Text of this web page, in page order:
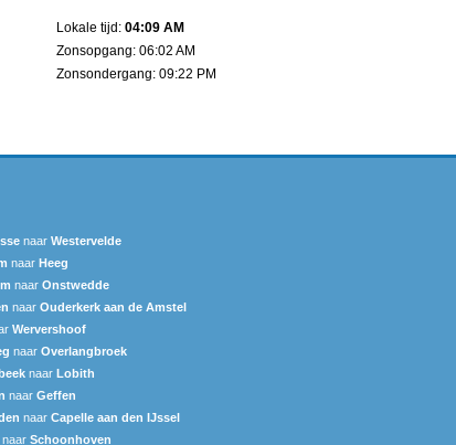
Lokale tijd: 04:09 AM
Zonsopgang: 06:02 AM
Zonsondergang: 09:22 PM
naar Westervelde
naar Heeg
naar Onstwedde
naar Ouderkerk aan de Amstel
Wervershoof
naar Overlangbroek
naar Lobith
naar Geffen
naar Capelle aan den IJssel
naar Schoonhoven